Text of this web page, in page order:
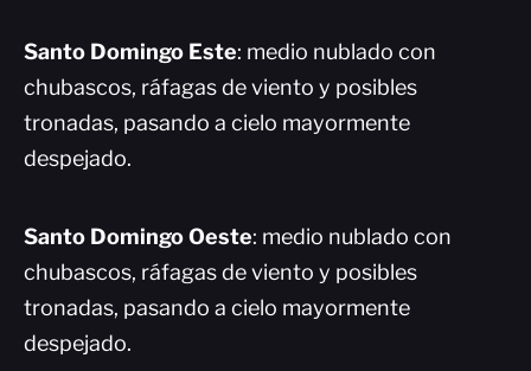
Santo Domingo Este: medio nublado con
chubascos, ráfagas de viento y posibles
tronadas, pasando a cielo mayormente
despejado.
Santo Domingo Oeste: medio nublado con
chubascos, ráfagas de viento y posibles
tronadas, pasando a cielo mayormente
despejado.